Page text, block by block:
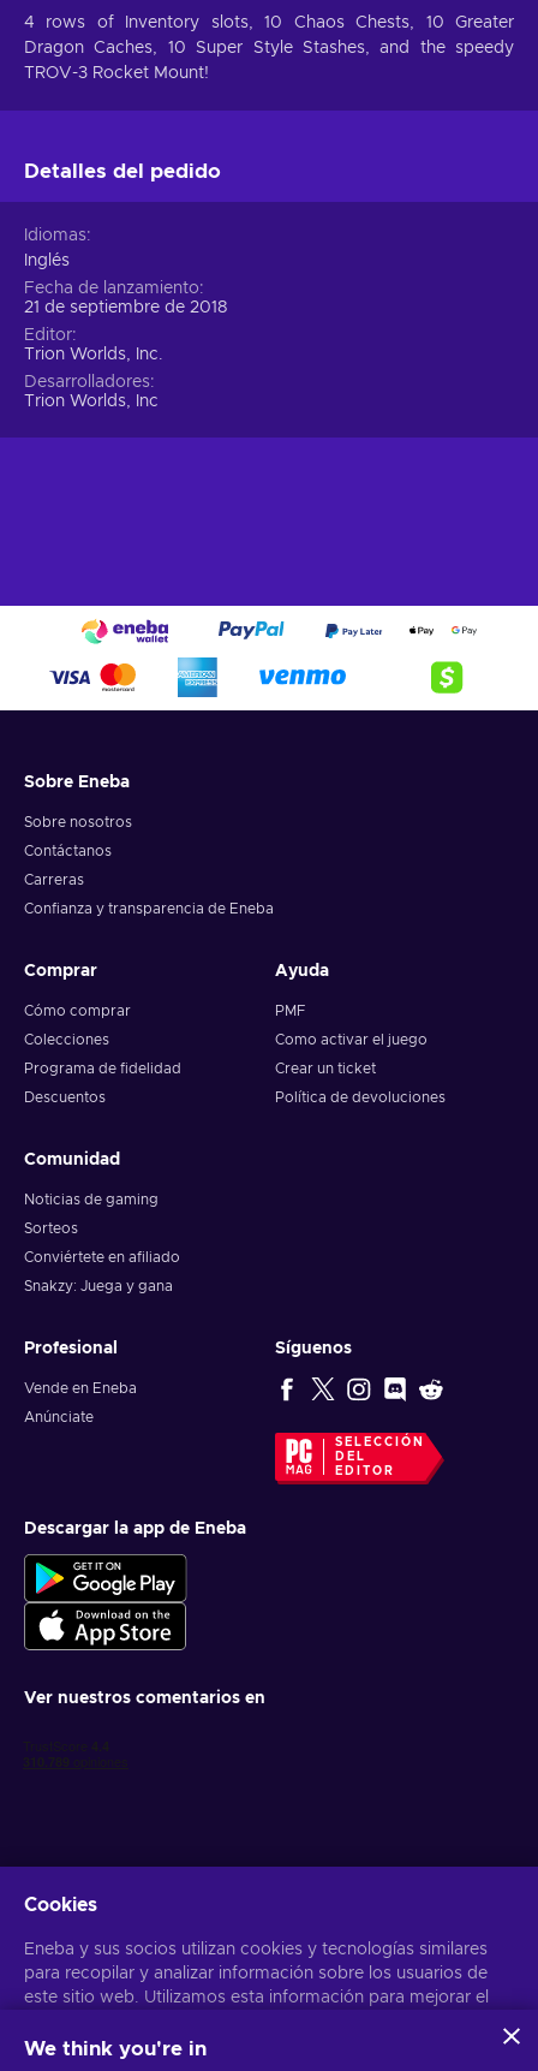
4 rows of Inventory slots, 10 Chaos Chests, 10 Greater
Dragon Caches, 10 Super Style Stashes, and the speedy
TROV-3 Rocket Mount!
Detalles del pedido
Idiomas
Inglés
Fecha de lanzamiento
21 de septiembre de 2018
Editor
Trion Worlds, Inc.
Desarrolladores
Trion Worlds, Inc
Sobre Eneba
Sobre nosotros
Contáctanos
Carreras
Confianza y transparencia de Eneba
Comprar
Cómo comprar
Colecciones
Programa de fidelidad
Descuentos
Ayuda
PMF
Como activar el juego
Crear un ticket
Política de devoluciones
Comunidad
Noticias de gaming
Sorteos
Conviértete en afiliado
Snakzy: Juega y gana
Profesional
Vende en Eneba
Anúnciate
Síguenos
SELECCIÓN
DEL
EDITOR
Descargar la app de Eneba
Ver nuestros comentarios en
Obtén ofertas personalizadas de videojuegos
Suscribirse
Puedes darte de baja en cualquier momento. Visita el apartadoAviso
Cookies
Eneba y sus socios utilizan cookies y tecnologías similares
para recopilar y analizar información sobre los usuarios de
este sitio web. Utilizamos esta información para mejorar el
personales también pueden emplearse para personalizar los
We think you're in